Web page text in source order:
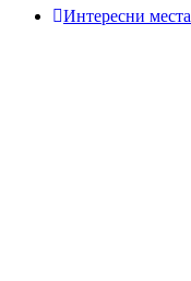
Интересни места